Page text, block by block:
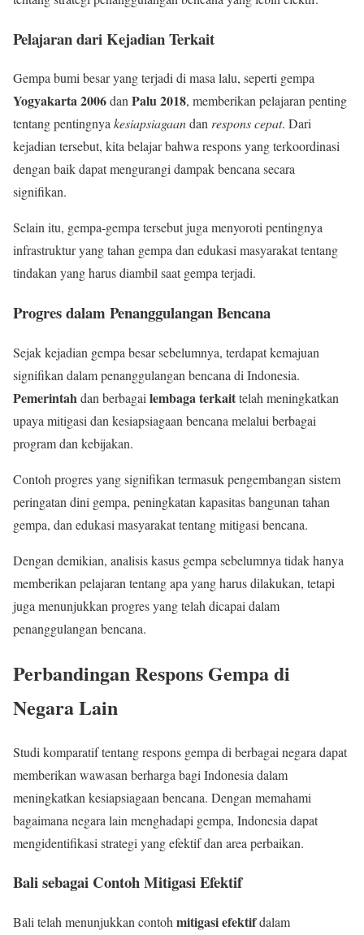
Pelajaran dari Kejadian Terkait
Gempa bumi besar yang terjadi di masa lalu, seperti gempa
Yogyakarta 2006danPalu 2018, memberikan pelajaran penting
tentang pentingnyakesiapsiagaandanrespons cepat. Dari
kejadian tersebut, kita belajar bahwa respons yang terkoordinasi
dengan baik dapat mengurangi dampak bencana secara
signifikan.
Selain itu, gempa-gempa tersebut juga menyoroti pentingnya
infrastruktur yang tahan gempa dan edukasi masyarakat tentang
tindakan yang harus diambil saat gempa terjadi.
Progres dalam Penanggulangan Bencana
Sejak kejadian gempa besar sebelumnya, terdapat kemajuan
signifikan dalam penanggulangan bencana di Indonesia.
Pemerintahdan berbagai lembaga terkaittelah meningkatkan
upaya mitigasi dan kesiapsiagaan bencana melalui berbagai
program dan kebijakan.
Contoh progres yang signifikan termasuk pengembangan sistem
peringatan dini gempa, peningkatan kapasitas bangunan tahan
gempa, dan edukasi masyarakat tentang mitigasi bencana.
Dengan demikian, analisis kasus gempa sebelumnya tidak hanya
memberikan pelajaran tentang apa yang harus dilakukan, tetapi
juga menunjukkan progres yang telah dicapai dalam
penanggulangan bencana.
Perbandingan Respons Gempa di
Negara Lain
Studi komparatif tentang respons gempa di berbagai negara dapat
memberikan wawasan berharga bagi Indonesia dalam
meningkatkan kesiapsiagaan bencana. Dengan memahami
bagaimana negara lain menghadapi gempa, Indonesia dapat
mengidentifikasi strategi yang efektif dan area perbaikan.
Bali sebagai Contoh Mitigasi Efektif
Bali telah menunjukkan contoh mitigasi efektifdalam